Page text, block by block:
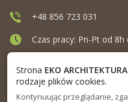
+48 856 723 031
Czas pracy: Pn-Pt od 8h
Strona EKO ARCHITEKTURA
rodzaje plików cookies.
Kontynuując przeglądanie,